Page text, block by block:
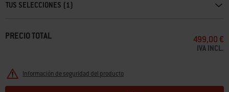
TUS SELECCIONES (1)
PRECIO TOTAL 499,00 €
IVA INCL.
Información de seguridad del producto